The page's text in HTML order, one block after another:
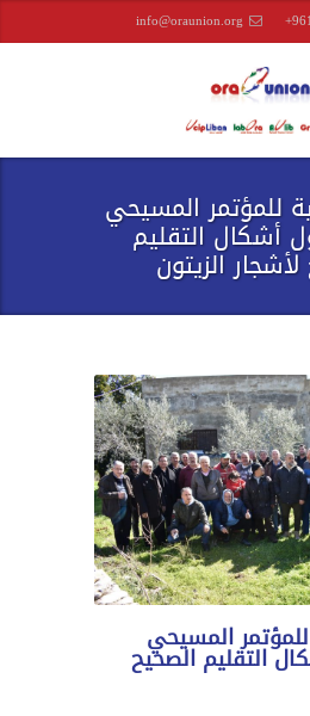
info@oraunion.org
للمؤتمر المسيحي
أشكال التقليم
الزيتون
المسيحي
التقليم الصحيح